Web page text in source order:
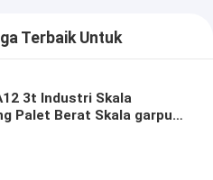
Terbaik Untuk
3t Industri Skala
Palet Berat Skala garpu